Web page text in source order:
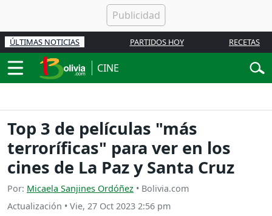
ÚLTIMAS NOTICIAS PARTIDOS HOY RECETAS
CINE
Top 3 de películas "más
terroríficas" para ver en los
cines de La Paz y Santa Cruz
Por: Micaela Sanjines Ordóñez • Bolivia.com
Actualización • Vie, 27 Oct 2023 2:56 pm